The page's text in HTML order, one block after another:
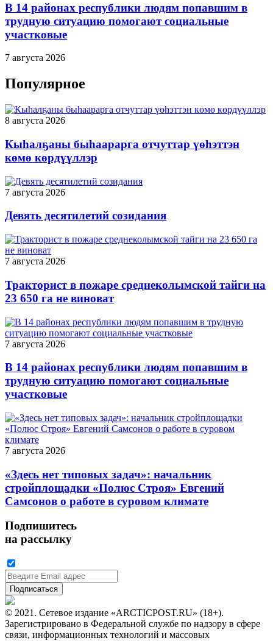
В 14 районах республики людям попавшим в
трудную ситуацию помогают социальные
участковые
7 августа 2026
Популярное
8 августа 2026
Кыһалҕаны быһаарарга отчуттар үөһэттэн
көмө көрдүүллэр
7 августа 2026
Девять десятилетий созидания
7 августа 2026
Тракторист в пожаре среднеколымской тайги на
23 650 га не виноват
7 августа 2026
В 14 районах республики людям попавшим в
трудную ситуацию помогают социальные
участковые
7 августа 2026
«Здесь нет типовых задач»: начальник
стройплощадки «Полюс Строя» Евгений
Самсонов о работе в суровом климате
Подпишитесь
на рассылку
© 2021. Сетевое издание «ARCTICPOST.RU» (18+).
Зарегистрировано в Федеральной службе по надзору в сфере
связи, информационных технологий и массовых